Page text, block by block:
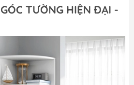
TƯỜNG HIỆN ĐẠI -